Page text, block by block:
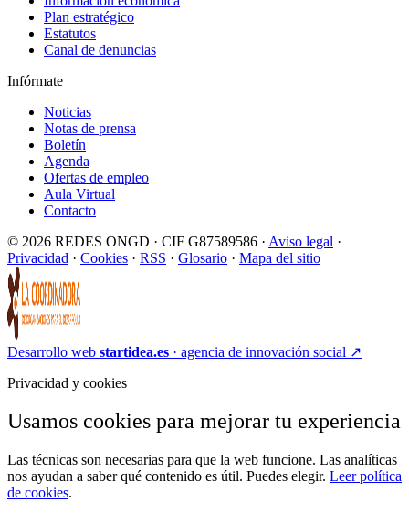
Plan estratégico
Estatutos
Canal de denuncias
Infórmate
Noticias
Notas de prensa
Boletín
Agenda
Ofertas de empleo
Aula Virtual
Contacto
© 2026 REDES ONGD · CIF G87589586 · Aviso legal ·
Privacidad · Cookies · RSS · Glosario · Mapa del sitio
Desarrollo web startidea.es · agencia de innovación social ↗
Privacidad y cookies
Usamos cookies para mejorar tu experiencia
Las técnicas son necesarias para que la web funcione. Las analíticas
nos ayudan a saber qué contenido es útil. Puedes elegir. Leer política
de cookies.